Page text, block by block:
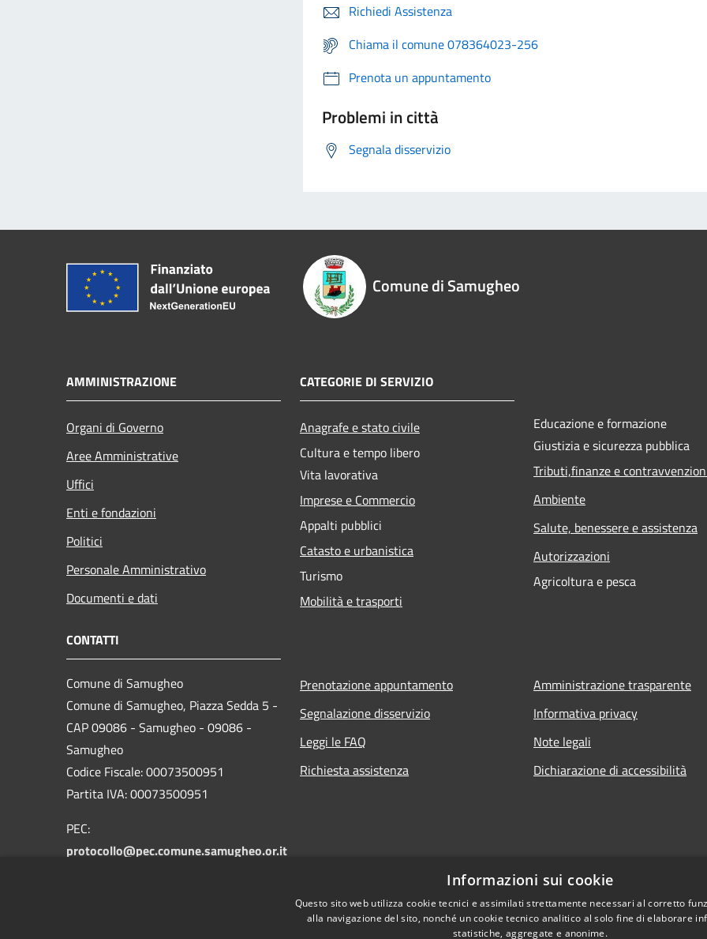
Richiedi Assistenza
Chiama il comune 078364023-256
Prenota un appuntamento
Problemi in città
Segnala disservizio
Comune di Samugheo
AMMINISTRAZIONE
Organi di Governo
Aree Amministrative
Uffici
Enti e fondazioni
Politici
Personale Amministrativo
Documenti e dati
CATEGORIE DI SERVIZIO
Anagrafe e stato civile
Cultura e tempo libero
Vita lavorativa
Imprese e Commercio
Appalti pubblici
Catasto e urbanistica
Turismo
Mobilità e trasporti
Educazione e formazione
Giustizia e sicurezza pubblica
Tributi,finanze e
Ambiente
Salute, benessere e assistenza
Autorizzazioni
Agricoltura e pesca
CONTATTI
Comune di Samugheo
Comune di Samugheo, Piazza Sedda 5 -
CAP 09086 - Samugheo - 09086 -
Samugheo
Codice Fiscale: 00073500951
Partita IVA: 00073500951
PEC:
protocollo@pec.comune.samugheo.or.it
Prenotazione appuntamento
Segnalazione disservizio
Leggi le FAQ
Richiesta assistenza
Amministrazione trasparente
Informativa privacy
Note legali
Dichiarazione di accessibilità
Informazioni sui cookie
Questo sito web utilizza cookie tecnici e assimilati strettamente necessari al corretto
alla navigazione del sito, nonché un cookie tecnico analitico al solo fine di elaborare
statistiche, aggregate e anonime.